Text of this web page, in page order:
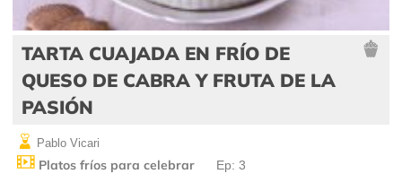
TARTA CUAJADA EN FRÍO DE
QUESO DE CABRA Y FRUTA DE LA
PASIÓN
Pablo Vicari
Platos fríos para celebrar Ep: 3